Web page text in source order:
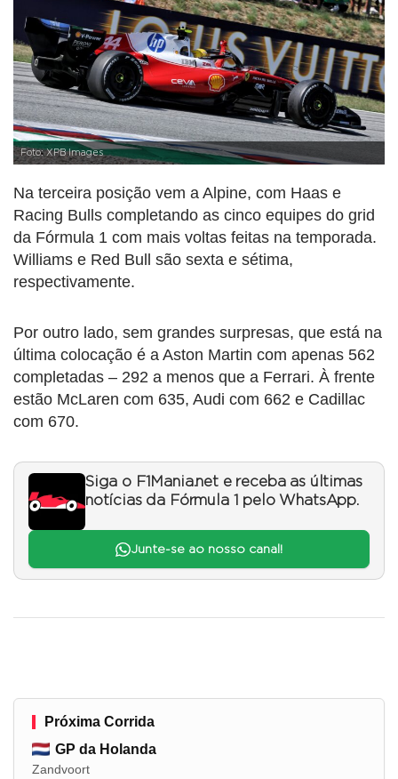
Foto: XPB Images
Na terceira posição vem a Alpine, com Haas e
Racing Bulls completando as cinco equipes do grid
da Fórmula 1 com mais voltas feitas na temporada.
Williams e Red Bull são sexta e sétima,
respectivamente.
Por outro lado, sem grandes surpresas, que está na
última colocação é a Aston Martin com apenas 562
completadas – 292 a menos que a Ferrari. À frente
estão McLaren com 635, Audi com 662 e Cadillac
com 670.
Siga o F1Mania.net e receba as últimas
notícias da Fórmula 1 pelo WhatsApp.
Junte-se ao nosso canal!
Próxima Corrida
GP da Holanda
Zandvoort